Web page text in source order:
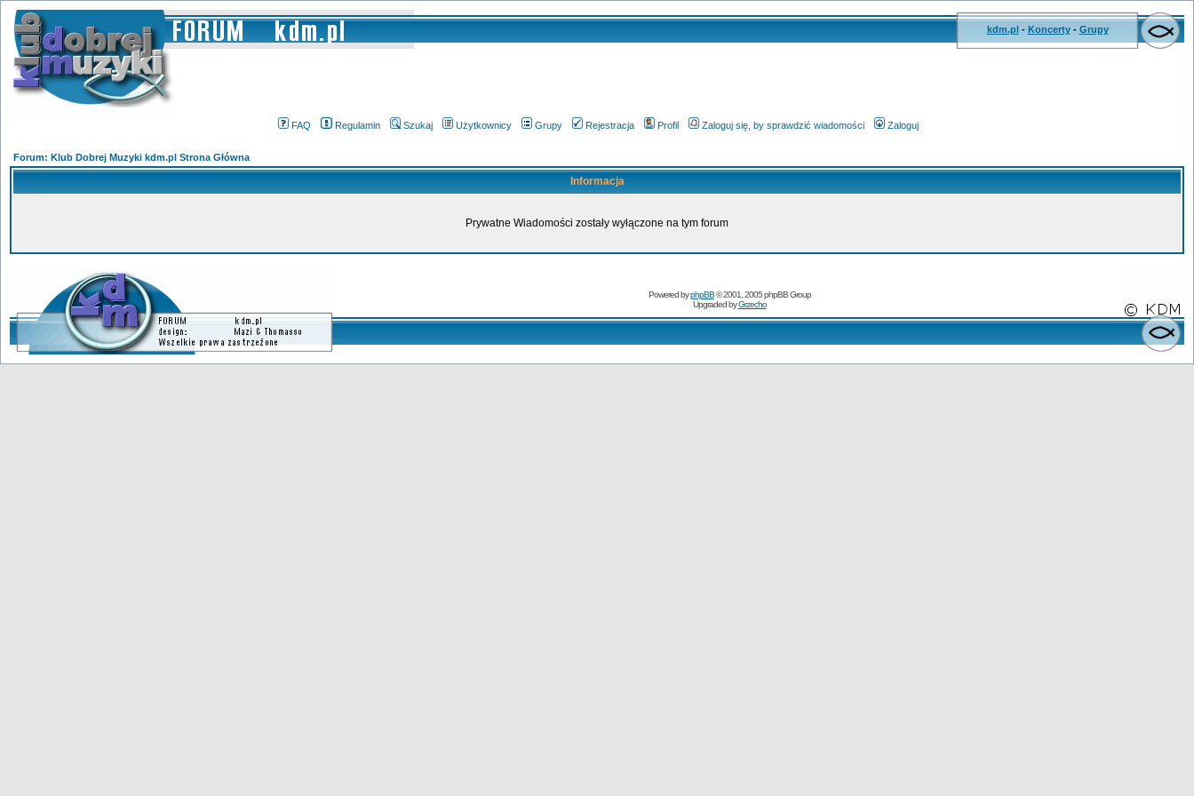
kdm.pl- Koncerty- Grupy
FAQ Regulamin Szukaj Użytkownicy Grupy Rejestracja Profil Zaloguj się, by sprawdzić wiadomości Zaloguj
Forum: Klub Dobrej Muzyki kdm.pl Strona Główna
Informacja
Prywatne Wiadomości zostały wyłączone na tym forum
Powered byphpBB© 2001, 2005 phpBB Group
Upgraded byGrzecho